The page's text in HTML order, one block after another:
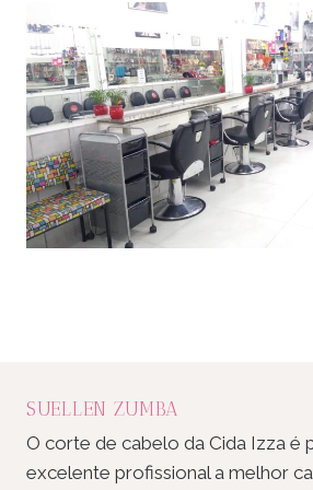
SUELLEN ZUMBA
O corte de cabelo da Cida Izza é
excelente profissional a melhor